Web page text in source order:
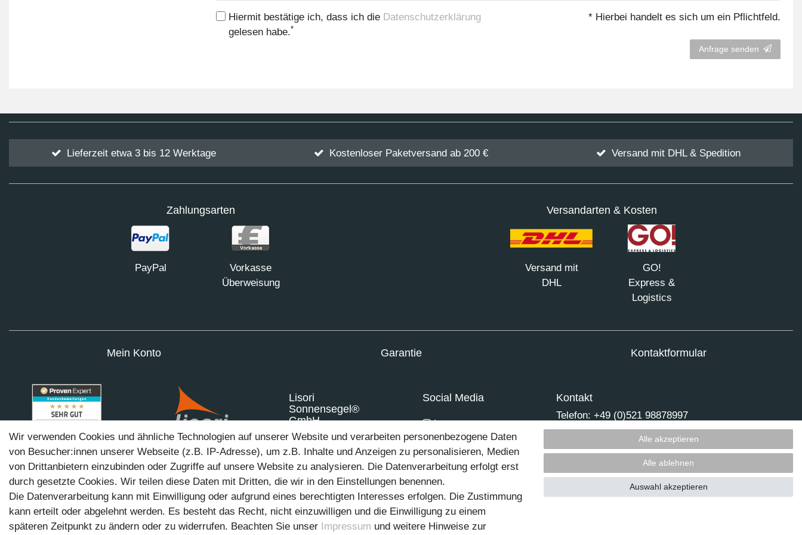
Hiermit bestätige ich, dass ich die Daten­schutz­erklärung
gelesen habe.*
* Hierbei handelt es sich um ein Pflichtfeld.
Anfrage senden
Lieferzeit etwa 3 bis 12 Werktage Kostenloser Paketversand ab 200 € Versand mit DHL & Spedition
Zahlungsarten
PayPal
Vorkasse
Überweisung
Versandarten & Kosten
Versand mit
DHL
GO!
Express &
Logistics
Mein Konto Garantie Kontaktformular
Lisori
Sonnensegel®
GmbH
Querstraße 7
33729 Bielefeld
Deutschland
Social Media
Instagram
Facebook
Kontakt
Telefon: +49 (0)521 98878997
Fax: +49 (0)521 98878995
info@lisori-sonnensegel.de
Impressum Daten­schutz­erklärung Widerrufs­recht
Wir verwenden Cookies und ähnliche Technologien auf unserer Website und verarbeiten personenbezogene Daten
von Besucher:innen unserer Webseite (z.B. IP-Adresse), um z.B. Inhalte und Anzeigen zu personalisieren, Medien
von Drittanbietern einzubinden oder Zugriffe auf unsere Website zu analysieren. Die Datenverarbeitung erfolgt erst
durch gesetzte Cookies. Wir teilen diese Daten mit Dritten, die wir in den Einstellungen benennen.
Die Datenverarbeitung kann mit Einwilligung oder aufgrund eines berechtigten Interesses erfolgen. Die Zustimmung
kann erteilt oder abgelehnt werden. Es besteht das Recht, nicht einzuwilligen und die Einwilligung zu einem
späteren Zeitpunkt zu ändern oder zu widerrufen. Beachten Sie unser Impressum und weitere Hinweise zur
Alle akzeptieren
Alle ablehnen
Auswahl akzeptieren